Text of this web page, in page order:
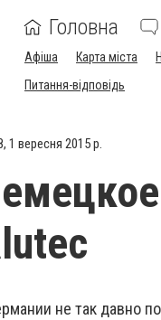
Головна
Афіша Карта міста
Питання-відповідь
1 вересня 2015 р.
не так давно